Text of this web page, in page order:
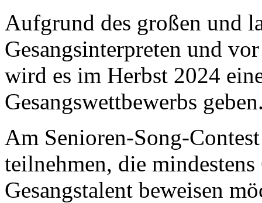
Aufgrund des großen und
Gesangsinterpreten und
wird es im Herbst 2024
Gesangswettbewerbs
Am Senioren-Song-
teilnehmen, die
Gesangstalent beweisen